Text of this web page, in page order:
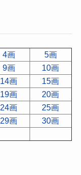
4画
5画
9画
10画
14画
15画
19画
20画
24画
25画
29画
30画